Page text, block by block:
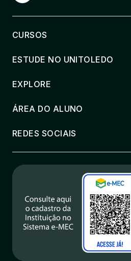
CURSOS
ESTUDE NO UNITOLEDO
EXPLORE
ÁREA DO ALUNO
REDES SOCIAIS